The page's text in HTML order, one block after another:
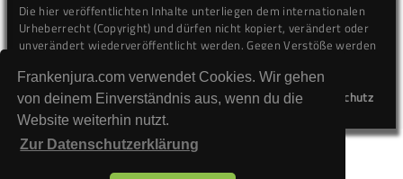
Frankenjura.com verwendet Cookies. Wir gehen
von deinem Einverständnis aus, wenn du die
Website weiterhin nutzt.
Zur Datenschutzerklärung
Die hier veröffentlichten Inhalte unterliegen dem internationalen
Urheberrecht (Copyright) und dürfen nicht kopiert, verändert oder
unverändert wiederveröffentlicht werden. Gegen Verstöße werden
Kontakt
Impressum Datenschutz